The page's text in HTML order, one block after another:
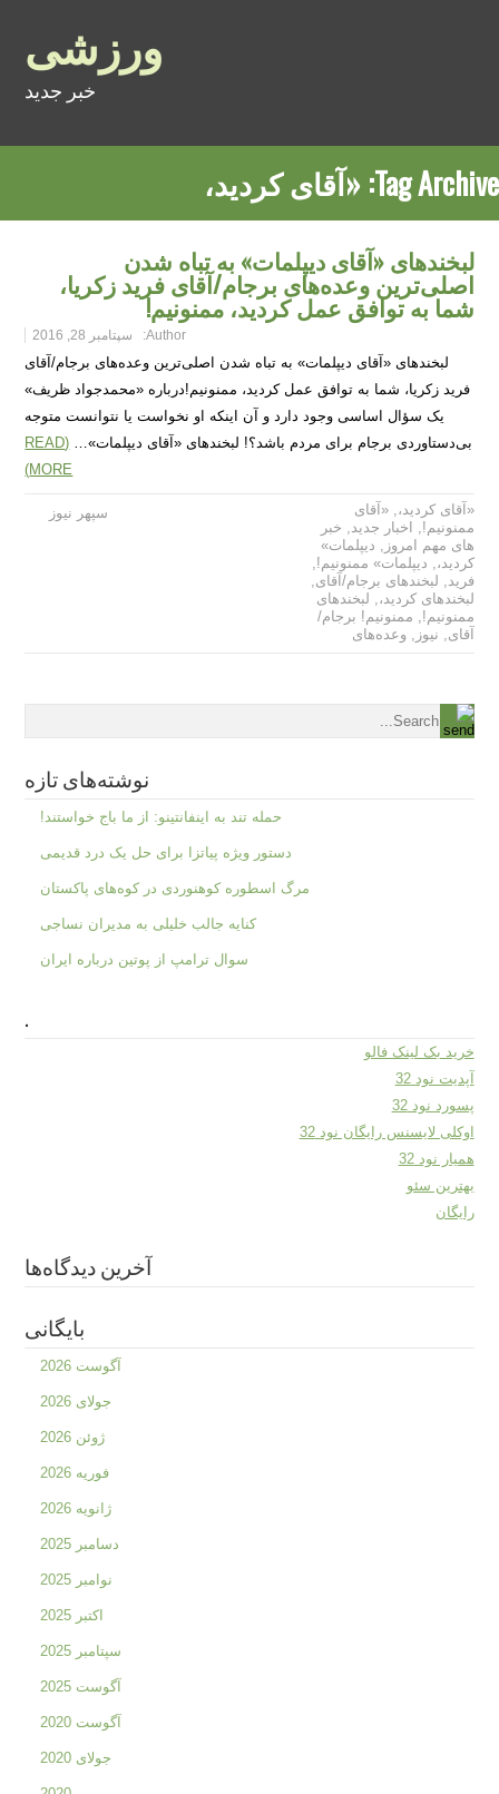
ورزشی
خبر جدید
Tag Archive: «آقای کردید،
لبخندهای «آقای دیپلمات» به تباه شدن
اصلی‌ترین وعده‌های برجام/آقای فرید زکریا،
شما به توافق عمل کردید، ممنونیم!
Author: سپتامبر 28, 2016
لبخندهای «آقای دیپلمات» به تباه شدن اصلی‌ترین وعده‌های برجام/آقای
فرید زکریا، شما به توافق عمل کردید، ممنونیم!درباره «محمدجواد ظریف»
یک سؤال اساسی وجود دارد و آن اینکه او نخواست یا نتوانست متوجه
بی‌دستاوردی برجام برای مردم باشد؟! لبخندهای «آقای دیپلمات»… (READ
MORE)
سپهر نیوز «آقای کردید،,«آقای
ممنونیم!, اخبار جدید, خبر
های مهم امروز , دیپلمات»
کردید،, دیپلمات» ممنونیم!,
فرید, لبخندهای برجام/آقای,
لبخندهای کردید،, لبخندهای
ممنونیم!, ممنونیم! برجام/
آقای, نیوز ,وعده‌های
نوشته‌های تازه
حمله تند به اینفانتینو: از ما باج خواستند!
دستور ویژه پیاتزا برای حل یک درد قدیمی
مرگ اسطوره کوهنوردی در کوه‌های پاکستان
کنایه جالب خلیلی به مدیران نساجی
سوال ترامپ از پوتین درباره ایران
.
خرید بک لینک فالو
آپدیت نود 32
پسورد نود 32
اوکلی لایسنس رایگان نود 32
همیار نود 32
بهترین سئو
رایگان
آخرین دیدگاه‌ها
بایگانی
آگوست 2026
جولای 2026
ژوئن 2026
فوریه 2026
ژانویه 2026
دسامبر 2025
نوامبر 2025
اکتبر 2025
سپتامبر 2025
آگوست 2025
آگوست 2020
جولای 2020